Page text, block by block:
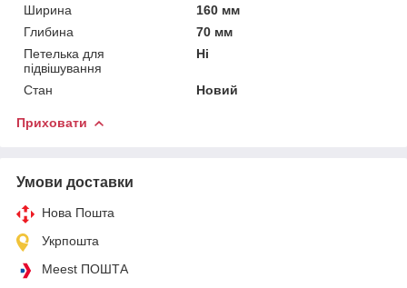
Ширина
160 мм
Глибина
70 мм
Петелька для
підвішування
Ні
Стан Новий
Приховати
Умови доставки
Нова Пошта
Укрпошта
Meest ПОШТА